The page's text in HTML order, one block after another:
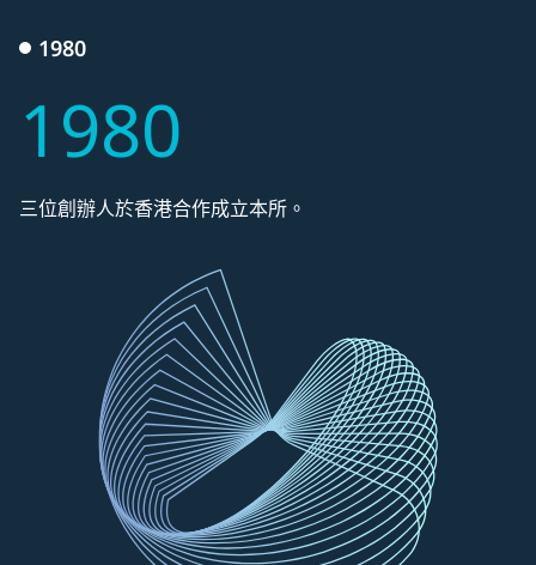
1980
1980
三位創辦人於香港合作成立本所。
事務所後來搬到都爹利街印刷行，並維持原址長達十五年。
事務所與李吳林律師事務所合併成羅拔臣李吳林律師事務
本所搬到坐擁香港維多利亞海港迷人景色的中環中心五十七
事務所易名為羅拔臣律師事務所。
羅拔臣律師事務所開設了駐廣州代表處。
羅拔臣律師事務所的二十五週年慶祝晚會在新開幕的香港四
本所亦開始實踐資本市場，並成為本所其中一個最主要的部
羅拔臣律師事務所自開辦以來營運至今已四十年，從當初的